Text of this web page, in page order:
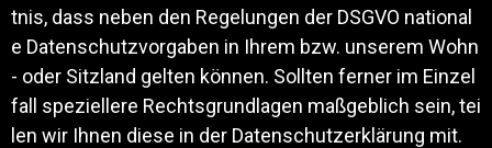
tnis, dass neben den Regelungen der DSGVO national
e Datenschutzvorgaben in Ihrem bzw. unserem Wohn
- oder Sitzland gelten können. Sollten ferner im Einzel
fall speziellere Rechtsgrundlagen maßgeblich sein, tei
len wir Ihnen diese in der Datenschutzerklärung mit.